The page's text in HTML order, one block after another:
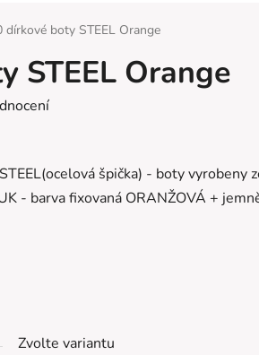
dírkové boty STEEL Orange
STEEL Orange
špička) - boty vyrobeny
- barva fixovaná ORANŽOVÁ +
Zvolte variantu